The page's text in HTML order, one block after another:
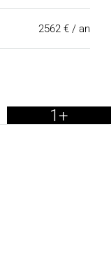
2562 € / an
1+